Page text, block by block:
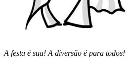
A festa é sua! A diversão é para todos!